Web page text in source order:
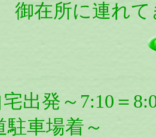
御在所に連れ
発～7:10＝
車場着～